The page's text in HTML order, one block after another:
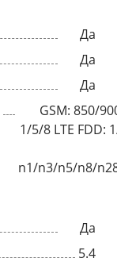
Да
Да
Да
GSM: 850/
1/5/8 LTE FDD:
n1/n3/n5/n8/
Да
5.4